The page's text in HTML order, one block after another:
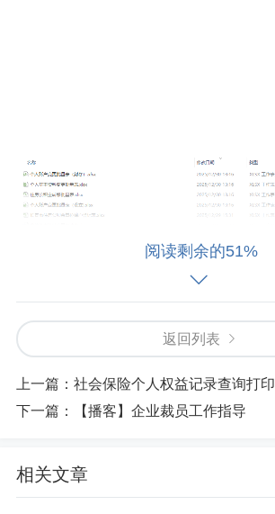
阅读剩余的51%
返回列表
上一篇： 社会保险个人权益记录查询打印
下一篇：
【播客】企业裁员工作指导
相关文章